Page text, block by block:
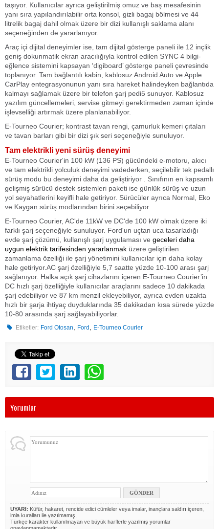
taşıyor. Kullanıcılar ayrıca geliştirilmiş omuz ve baş mesafesinin
yanı sıra yapılandırılabilir orta konsol, gizli bagaj bölmesi ve 44
litrelik bagaj dahil olmak üzere bir dizi kullanışlı saklama alanı
seçeneğinden de yararlanıyor.
Araç içi dijital deneyimler ise, tam dijital gösterge paneli ile 12 inçlik
geniş dokunmatik ekran aracılığıyla kontrol edilen SYNC 4 bilgi-
eğlence sistemini kapsayan ‘digiboard’ gösterge paneli çevresinde
toplanıyor. Tam bağlantılı kabin, kablosuz Android Auto ve Apple
CarPlay entegrasyonunun yanı sıra hareket halindeyken bağlantıda
kalmayı sağlamak üzere bir telefon şarj pedi5 sunuyor. Kablosuz
yazılım güncellemeleri, servise gitmeyi gerektirmeden zaman içinde
işlevselliği artırmak üzere planlanabiliyor.
E-Tourneo Courier; kontrast tavan rengi, çamurluk kemeri çıtaları
ve tavan barları gibi bir dizi şık seri seçeneğiyle sunuluyor.
Tam elektrikli yeni sürüş deneyimi
E-Tourneo Courier'in 100 kW (136 PS) gücündeki e-motoru, akıcı
ve tam elektrikli yolculuk deneyimi vadederken, seçilebilir tek pedallı
sürüş modu bu deneyimi daha da geliştiriyor . Sınıfının en kapsamlı
gelişmiş sürücü destek sistemleri paketi ise günlük sürüş ve uzun
yol seyahatlerini keyifli hale getiriyor. Sürücüler ayrıca Normal, Eko
ve Kaygan sürüş modlarından birini seçebiliyor.
E-Tourneo Courier, AC'de 11kW ve DC'de 100 kW olmak üzere iki
farklı şarj seçeneğiyle sunuluyor. Ford'un uçtan uca tasarladığı
evde şarj çözümü, kullanışlı şarj uygulaması ve geceleri daha
uygun elektrik tarifesinden yararlanmak üzere geliştirilen
zamanlama özelliği ile şarj yönetimini kullanıcılar için daha kolay
hale getiriyor.AC şarj özelliğiyle 5,7 saatte yüzde 10-100 arası şarj
sağlanıyor. Halka açık şarj cihazlarını içeren E-Tourneo Courier’in
DC hızlı şarj özelliğiyle kullanıcılar araçlarını sadece 10 dakikada
şarj edebiliyor ve 87 km menzil ekleyebiliyor, ayrıca evden uzakta
hızlı bir şarja ihtiyaç duyduklarında 35 dakikadan kısa sürede yüzde
10-80 arasında şarj sağlayabiliyorlar.
Etiketler: Ford Otosan Ford E-Tourneo Courier
Yorumlar
UYARI: Küfür, hakaret, rencide edici cümleler veya imalar, inançlara saldırı içeren,
imla kuralları ile yazılmamış,
Türkçe karakter kullanılmayan ve büyük harflerle yazılmış yorumlar
onaylanmamaktadır.